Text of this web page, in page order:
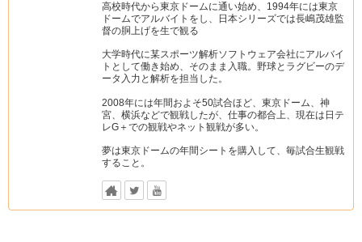
高校時代から東京ドームに通い始め、1994年には東京
ドームでアルバイトをし、日本シリーズでは長嶋茂雄監
督の胴上げを生で観る
大学時代に某スポーツ解析ソフトウェア会社にアルバイ
トとして働き始め、そのまま入職。野球とラグビーのデ
ータ入力と解析を担当した。
2008年には年間およそ50試合ほど、東京ドーム、神
宮、横浜などで観戦したが、仕事の都合上、現在は日テ
レG＋での観戦やネット観戦が多い。
夢は東京ドームの年間シートを購入して、毎試合生観戦
すること。